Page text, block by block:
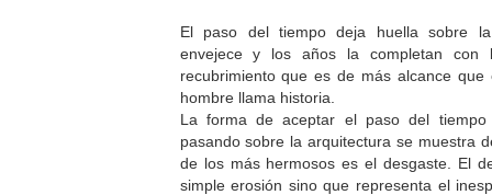
El paso del tiempo deja huella sobre
envejece y los años la completan con
recubrimiento que es de más alcance
hombre llama historia.
La forma de aceptar el paso del
pasando sobre la arquitectura se muestra
de los más hermosos es el desgaste. El
simple erosión sino que representa el